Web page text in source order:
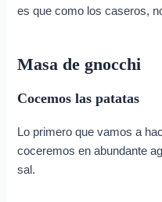
es que como los caseros,
Masa de gnocchi
Cocemos las patatas
Lo primero que vamos a
coceremos en abundante
sal.